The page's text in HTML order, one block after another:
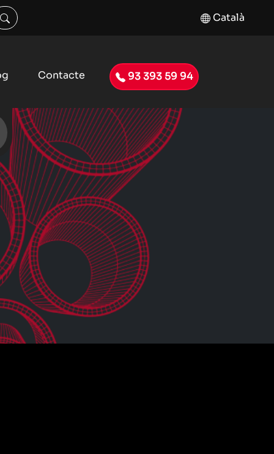
Català
Contacte 93 393 59 94